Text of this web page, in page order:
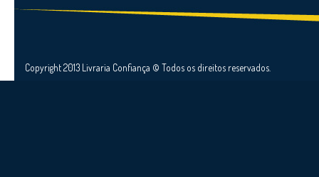
Copyright 2013 Livraria Confiança © Todos os direitos reservados.